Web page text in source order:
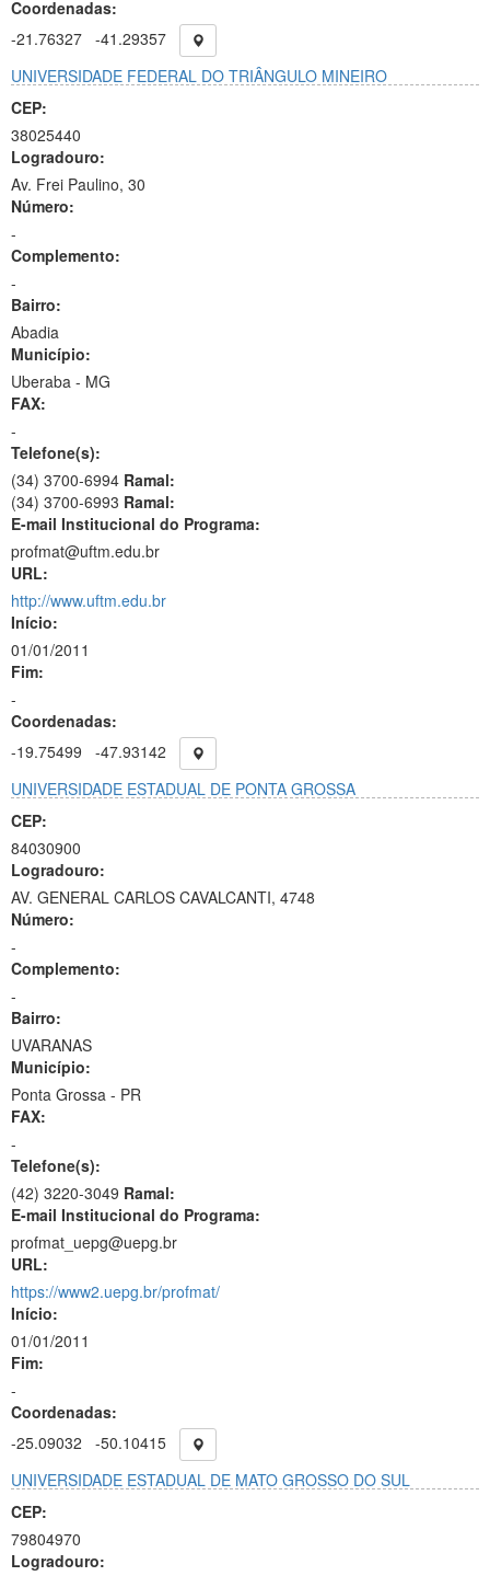
Coordenadas:
-21.76327 -41.29357
UNIVERSIDADE FEDERAL DO TRIÂNGULO MINEIRO
CEP:
38025440
Logradouro:
Av. Frei Paulino, 30
Número:
-
Complemento:
-
Bairro:
Abadia
Município:
Uberaba - MG
FAX:
-
Telefone(s):
(34) 3700-6994 Ramal:
(34) 3700-6993 Ramal:
E-mail Institucional do Programa:
profmat@uftm.edu.br
URL:
http://www.uftm.edu.br
Início:
01/01/2011
Fim:
-
Coordenadas:
-19.75499
-47.93142
UNIVERSIDADE ESTADUAL DE PONTA GROSSA
CEP:
84030900
Logradouro:
AV. GENERAL CARLOS CAVALCANTI, 4748
Número:
-
Complemento:
-
Bairro:
UVARANAS
Município:
Ponta Grossa - PR
FAX:
-
Telefone(s):
(42) 3220-3049 Ramal:
E-mail Institucional do Programa:
profmat_uepg@uepg.br
URL:
https://www2.uepg.br/profmat/
Início:
01/01/2011
Fim:
-
Coordenadas:
-25.09032
-50.10415
UNIVERSIDADE ESTADUAL DE MATO GROSSO DO SUL
CEP:
79804970
Logradouro: